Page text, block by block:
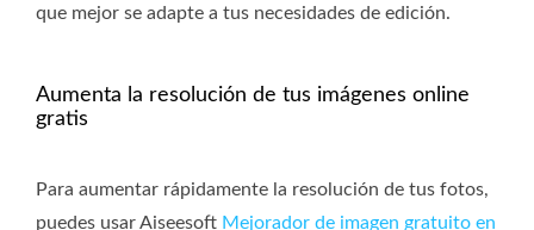
que mejor se adapte a tus necesidades de edición.
Aumenta la resolución de tus imágenes online
gratis
Para aumentar rápidamente la resolución de tus fotos,
puedes usar Aiseesoft Mejorador de imagen gratuito en